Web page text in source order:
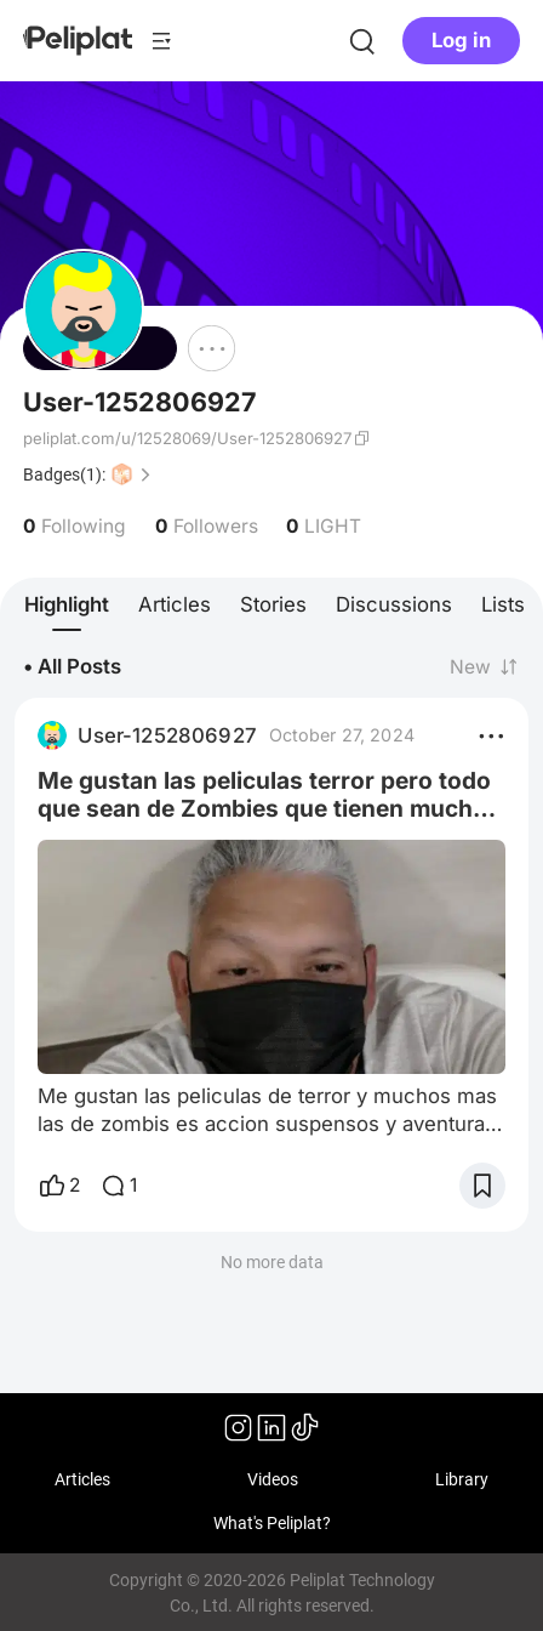
Log in
Follow
User-1252806927
peliplat.com/u/12528069/User-1252806927
Badges(1):
0 Following 0 Followers 0 LIGHT
Highlight Articles Stories Discussions Lists
• All Posts New
User-1252806927 October 27, 2024
Me gustan las peliculas terror pero todo
que sean de Zombies que tienen mucha
accion y suspenso y comen mucho
Me gustan las peliculas de terror y muchos mas
las de zombis es accion suspensos y aventuras
ese tipo de peliculad
2 1
No more data
Articles Videos Library
What's Peliplat?
Copyright © 2020-2026 Peliplat Technology
Co., Ltd. All rights reserved.